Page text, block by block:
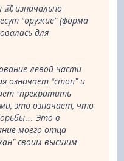
изначально
“оружие” (форма
для
левой части
означает “стоп” и
“прекратить
это означает, что
Это в
моего отца
своим высшим